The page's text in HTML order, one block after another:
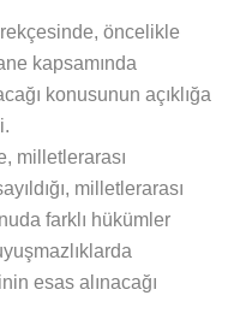
öncelikle
kapsamında
konusunun açıklığa
milletlerarası
milletlerarası
farklı hükümler
esas alınacağı